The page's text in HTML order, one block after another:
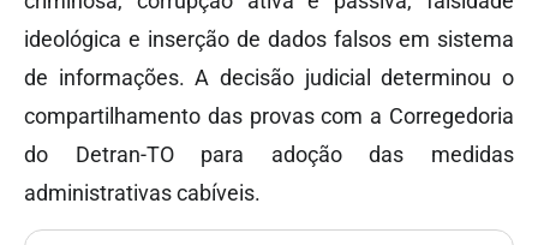
ideológica e inserção de dados falsos em sistema
de informações. A decisão judicial determinou o
compartilhamento das provas com a Corregedoria
do Detran-TO para adoção das medidas
administrativas cabíveis.